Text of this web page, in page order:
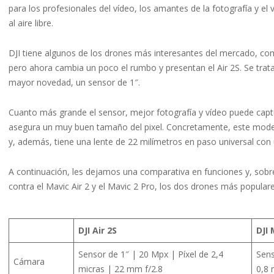
para los profesionales del vídeo, los amantes de la fotografía y
al aire libre.
DJI tiene algunos de los drones más interesantes del mercado,
pero ahora cambia un poco el rumbo y presentan el Air 2S. Se
mayor novedad, un sensor de 1″.
Cuanto más grande el sensor, mejor fotografía y vídeo puede
asegura un muy buen tamaño del pixel. Concretamente, este
y, además, tiene una lente de 22 milímetros en paso universal
A continuación, les dejamos una comparativa en funciones y,
contra el Mavic Air 2 y el Mavic 2 Pro, los dos drones más
DJI Air 2S DJI
Cámara
Sensor de 1″ | 20 Mpx | Píxel de 2,4
micras | 22 mm f/2.8
0,8